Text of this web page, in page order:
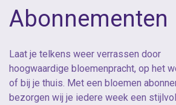
Abonnementen
Laat je telkens weer verrassen door
hoogwaardige bloemenpracht, op het
of bij je thuis. Met een bloemen
bezorgen wij je iedere week een stijlvol